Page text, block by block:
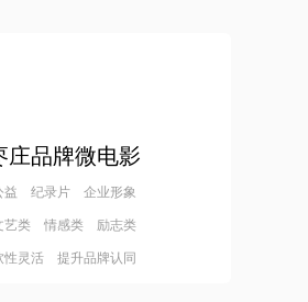
庄品牌微电影
益 纪录片 企业形象
艺类 情感类 励志类
性灵活 提升品牌认同